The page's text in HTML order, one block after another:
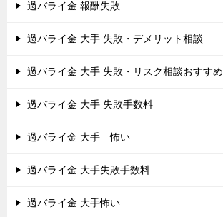
過バライ金 報酬失敗
過バライ金 大手 失敗・デメリット相談
過バライ金 大手 失敗・リスク相談おすすめ
過バライ金 大手 失敗手数料
過バライ金 大手 怖い
過バライ金 大手失敗手数料
過バライ金 大手怖い